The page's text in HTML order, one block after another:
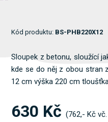
Kód produktu: BS-PHB220X12
Sloupek z betonu, sloužící
kde se do něj z obou stran
12 cm výška 220 cm
630 Kč(762,- Kč